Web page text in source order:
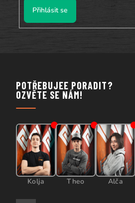
Přihlásit se
POTŘEBUJEE PORADIT?
OZVĚTE SE NÁM!
Kolja Theo Alča